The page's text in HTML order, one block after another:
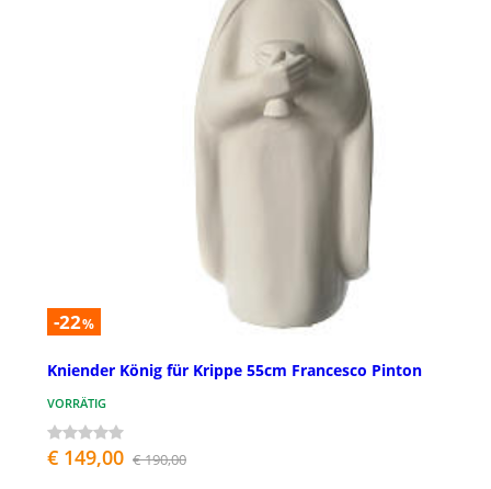
-22%
Kniender König für Krippe 55cm Francesco Pinton
VORRÄTIG
€ 149,00 € 190,00